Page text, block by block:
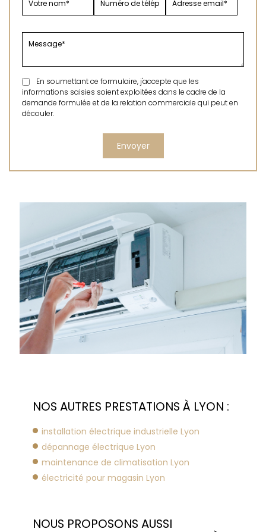
En soumettant ce formulaire, j'accepte que les
informations saisies soient exploitées dans le cadre de la
demande formulée et de la relation commerciale qui peut en
découler.
NOS AUTRES PRESTATIONS À LYON :
installation électrique industrielle Lyon
dépannage électrique Lyon
maintenance de climatisation Lyon
électricité pour magasin Lyon
NOUS PROPOSONS AUSSI